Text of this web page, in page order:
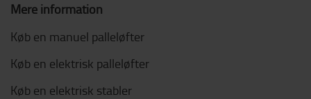
Mere information
Køb en manuel palleløfter
Køb en elektrisk palleløfter
Køb en elektrisk stabler